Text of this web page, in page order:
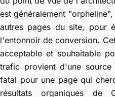
est généralement
autres pages du site, pour
l'entonnoir de conversion.
acceptable et souhaitable
trafic provient d'une
fatal pour une page qui
résultats organiques de